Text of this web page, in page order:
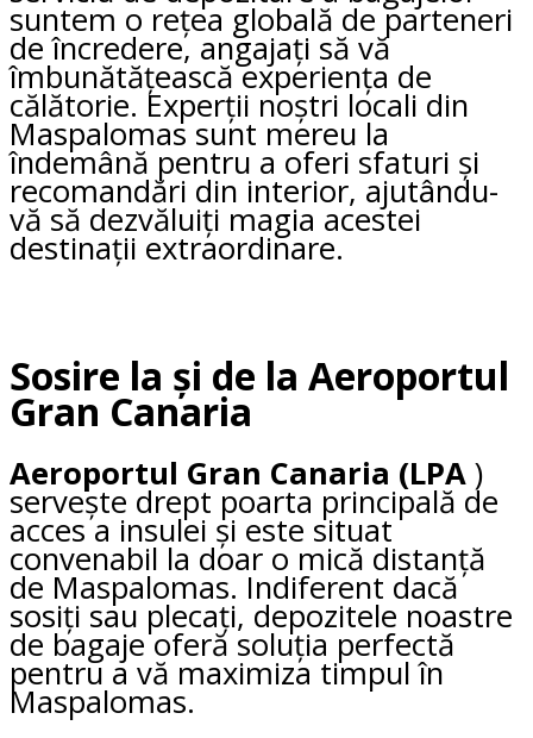
suntem o rețea globală de parteneri
de încredere, angajați să vă
îmbunătățească experiența de
călătorie. Experții noștri locali din
Maspalomas sunt mereu la
îndemână pentru a oferi sfaturi și
recomandări din interior, ajutându-
vă să dezvăluiți magia acestei
destinații extraordinare.
Sosire la și de la Aeroportul
Gran Canaria
Aeroportul Gran Canaria (LPA )
servește drept poarta principală de
acces a insulei și este situat
convenabil la doar o mică distanță
de Maspalomas. Indiferent dacă
sosiți sau plecați, depozitele noastre
de bagaje oferă soluția perfectă
pentru a vă maximiza timpul în
Maspalomas.